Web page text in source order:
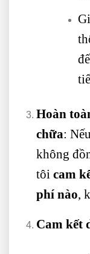
Hoàn
chữa:
không
tôi cam
phí nào ,
Cam kết